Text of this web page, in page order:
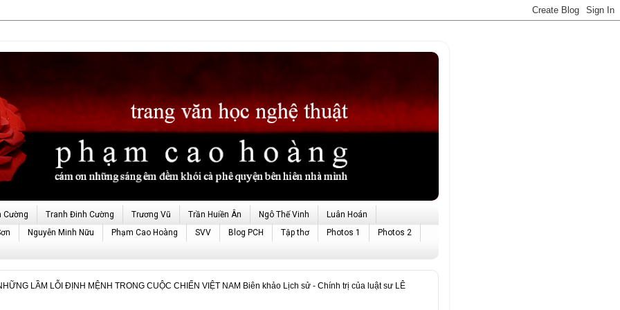
Cường Tranh Đinh Cường Trương Vũ Trần Huiền Ân Ngô Thế Vinh
Luân Hoán
Nguyễn Minh Nữu Phạm Cao Hoàng SVV Blog PCH Tập thơ Photos 1 Photos 2
LẦM LỖI ĐỊNH MỆNH TRONG CUỘC CHIẾN VIỆT NAM Biên khảo Lịch sử - Chính trị của luật sư LÊ